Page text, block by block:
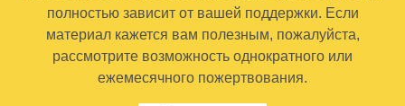
полностью зависит от вашей поддержки. Если
материал кажется вам полезным, пожалуйста,
рассмотрите возможность однократного или
ежемесячного пожертвования.